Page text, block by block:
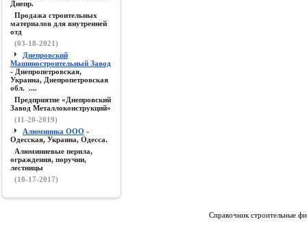
Днепр.
Продажа строительных
материалов для внутренней
отд
(03-18-2021)
Днепровский
Машиностроительный Завод
- Днепропетровская,
Украина, Днепропетровская
обл. ....
Предприятие «Днепровский
Завод Металлоконструкций»
(11-20-2019)
Алюминика ООО -
Одесская, Украина, Одесса.
Алюминиевые перила,
ограждения, поручни,
лестницы
(10-17-2017)
Справочник строительные